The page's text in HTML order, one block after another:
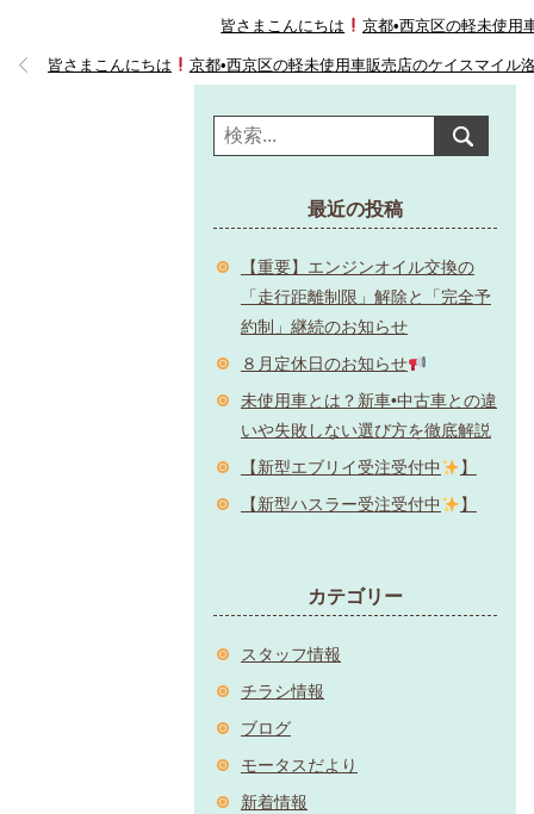
皆さまこんにちは 京都•西京区の軽未使用
皆さまこんにちは 京都•西京区の軽未使用車販売店のケイスマイル
最近の投稿
【重要】エンジンオイル交換の
「走行距離制限」解除と「完全予
約制」継続のお知らせ
８月定休日のお知らせ
未使用車とは？新車•中古車との違
いや失敗しない選び方を徹底解説
【新型エブリイ受注受付中
】
【新型ハスラー受注受付中
】
カテゴリー
スタッフ情報
チラシ情報
ブログ
モータスだより
新着情報